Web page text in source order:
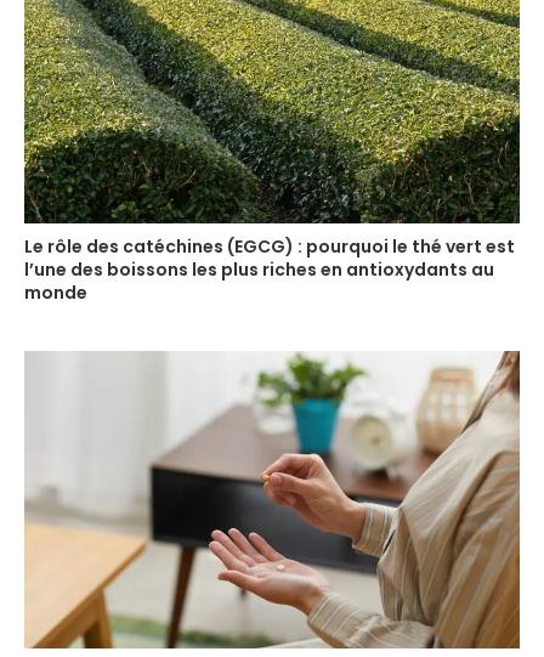
Le rôle des catéchines (EGCG) : pourquoi le thé vert est
l’une des boissons les plus riches en antioxydants au
monde